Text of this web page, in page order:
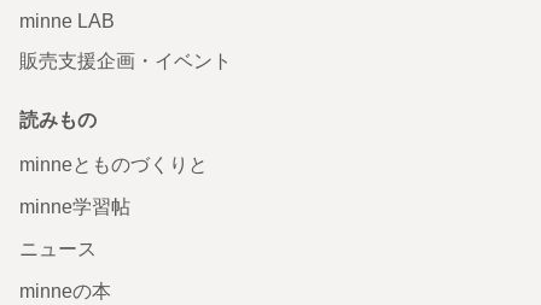
minne LAB
販売支援企画・イベント
読みもの
minneとものづくりと
minne学習帖
ニュース
minneの本